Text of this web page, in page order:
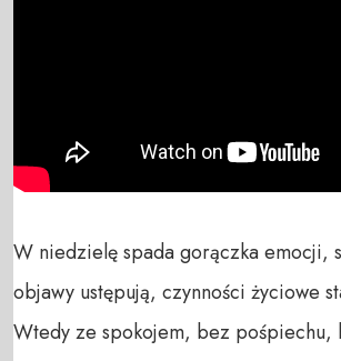
W niedzielę spada gorączka emocji,
objawy ustępują, czynności życiowe
Wtedy ze spokojem, bez pośpiechu,